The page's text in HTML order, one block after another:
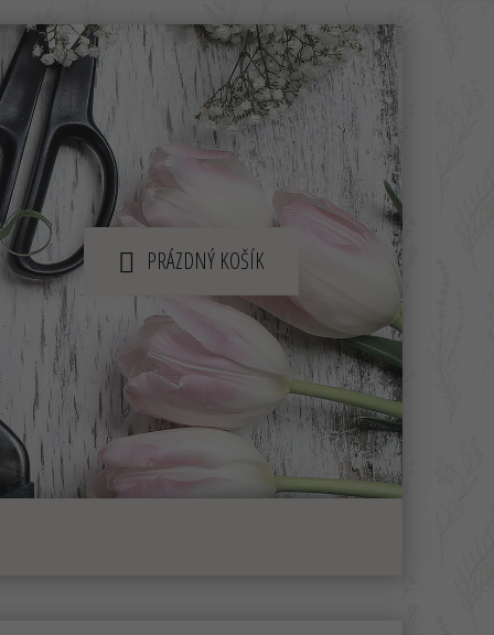
KOŠÍK
PRÁZDNÝ KOŠÍK